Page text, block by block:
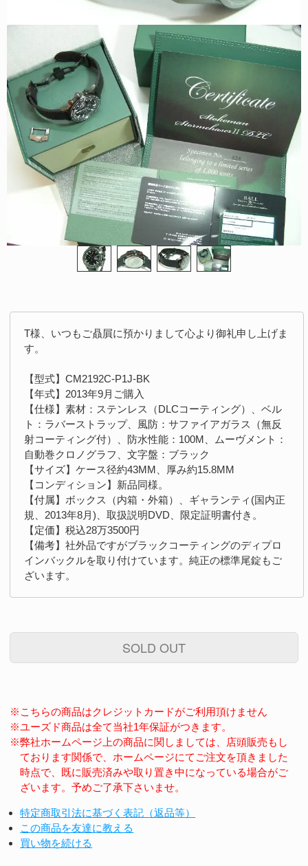
T様、いつもご贔屓に預かりまして心より御礼申し上げま
す。
【型式】CM2192C-P1J-BK
【年式】2013年9月ご購入
【仕様】素材：ステンレス（DLCコーティング）、ベル
ト：ラバーストラップ、風防：サファイアガラス（無反
射コーティング付）、防水性能：100M、ムーヴメント：
自動巻クロノグラフ、文字盤：ブラック
【サイズ】ケース径約43MM、厚み約15.8MM
【コンディション】新品同様。
【付属】ボックス（内箱・外箱）、ギャランティ(国内正
規、2013年8月)、取扱説明DVD、限定証明書付き。
【定価】税込28万3500円
【備考】社外品ですがブラックコーティングのディプロ
インバックルを取り付けています。純正の標準尾錠もご
ざいます。
SOLD OUT
※こちらの商品はクレジットカードがご利用頂けません
※ユーズド商品は全て当社1年保証がつきます。
※弊社ホームページ上の商品に関しましては、店頭販売もし
ております関係で、ホームページにてご注文を頂きました
時点で、既に販売済みや取り置き中になっている場合がご
ざいます。予めご了承下さいませ。
特定商取引法に基づく表記（返品等）
この商品を友達に教える
買い物を続ける